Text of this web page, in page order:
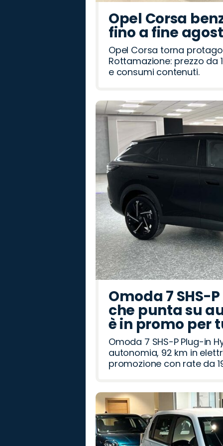
Opel Corsa
fino a fine
Opel Corsa torna
Rottamazione: prezzo da
e consumi contenuti.
Omoda 7 SHS-
che punta su
è in promo per
Omoda 7 SHS-P Plug-in
autonomia, 92 km in
promozione con rate da